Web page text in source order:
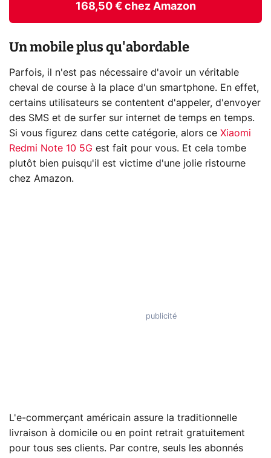
168,50 € chez Amazon
Un mobile plus qu'abordable
Parfois, il n'est pas nécessaire d'avoir un véritable
cheval de course à la place d'un smartphone. En effet,
certains utilisateurs se contentent d'appeler, d'envoyer
des SMS et de surfer sur internet de temps en temps.
Si vous figurez dans cette catégorie, alors ce Xiaomi
Redmi Note 10 5G est fait pour vous. Et cela tombe
plutôt bien puisqu'il est victime d'une jolie ristourne
chez Amazon.
L'e-commerçant américain assure la traditionnelle
livraison à domicile ou en point retrait gratuitement
pour tous ses clients. Par contre, seuls les abonnés